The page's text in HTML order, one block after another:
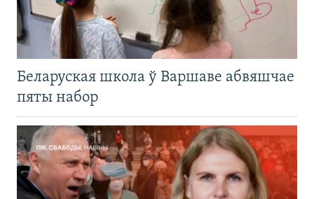
Беларуская школа ў Варшаве абвяшчае
пяты набор